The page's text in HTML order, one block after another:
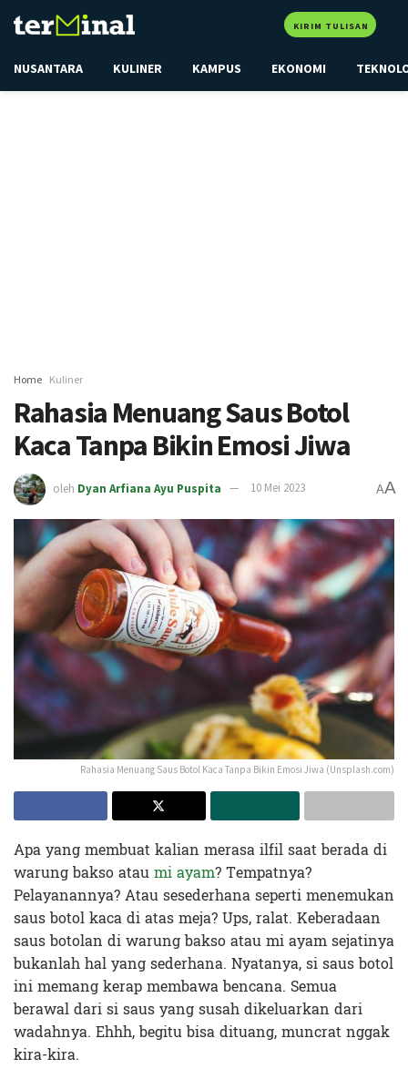
KIRIM TULISAN
NUSANTARA KULINER KAMPUS EKONOMI
Home Kuliner
Rahasia Menuang Saus Botol
Kaca Tanpa Bikin Emosi Jiwa
oleh Dyan Arfiana Ayu Puspita 10 Mei 2023 AA
Rahasia Menuang Saus Botol Kaca Tanpa Bikin Emosi Jiwa (Unsplash.com)
Apa yang membuat kalian merasa ilfil saat berada di
warung bakso ataumi ayam? Tempatnya?
Pelayanannya? Atau sesederhana seperti menemukan
saus botol kaca di atas meja? Ups, ralat. Keberadaan
saus botolan di warung bakso atau mi ayam sejatinya
bukanlah hal yang sederhana. Nyatanya, si saus botol
ini memang kerap membawa bencana. Semua
berawal dari si saus yang susah dikeluarkan dari
wadahnya. Ehhh, begitu bisa dituang, muncrat nggak
kira-kira.